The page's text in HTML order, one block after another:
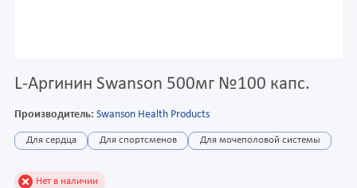
L-Аргинин Swanson 500мг №100 капс.
Производитель: Swanson Health Products
Для сердца Для спортсменов Для мочеполовой системы
Нет в наличии